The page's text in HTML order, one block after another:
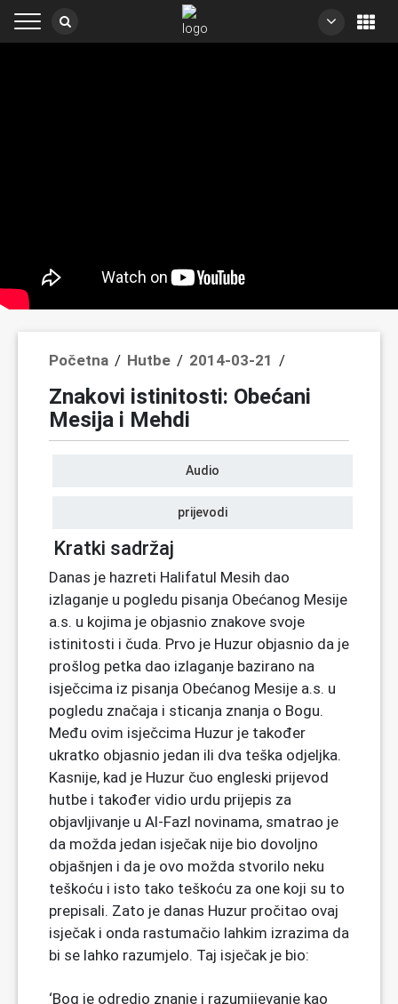
Početna / Hutbe / 2014-03-21 /
Znakovi istinitosti: Obećani
Mesija i Mehdi
Audio
prijevodi
Kratki sadržaj
Danas je hazreti Halifatul Mesih dao
izlaganje u pogledu pisanja Obećanog Mesije
a.s. u kojima je objasnio znakove svoje
istinitosti i čuda. Prvo je Huzur objasnio da je
prošlog petka dao izlaganje bazirano na
isječcima iz pisanja Obećanog Mesije a.s. u
pogledu značaja i sticanja znanja o Bogu.
Među ovim isječcima Huzur je također
ukratko objasnio jedan ili dva teška odjeljka.
Kasnije, kad je Huzur čuo engleski prijevod
hutbe i također vidio urdu prijepis za
objavljivanje u Al-Fazl novinama, smatrao je
da možda jedan isječak nije bio dovoljno
objašnjen i da je ovo možda stvorilo neku
teškoću i isto tako teškoću za one koji su to
prepisali. Zato je danas Huzur pročitao ovaj
isječak i onda rastumačio lahkim izrazima da
bi se lahko razumjelo. Taj isječak je bio:
‘Bog je odredio znanje i razumijevanje kao